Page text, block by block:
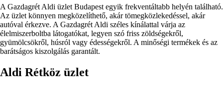
A Gazdagrét Aldi üzlet Budapest egyik frekventáltabb helyén található.
Az üzlet könnyen megközelíthető, akár tömegközlekedéssel, akár
autóval érkezve. A Gazdagrét Aldi széles kínálattal várja az
élelmiszerboltba látogatókat, legyen szó friss zöldségekről,
gyümölcsökről, húsról vagy édességekről. A minőségi termékek és az
barátságos kiszolgálás garantált.
Aldi Rétköz üzlet